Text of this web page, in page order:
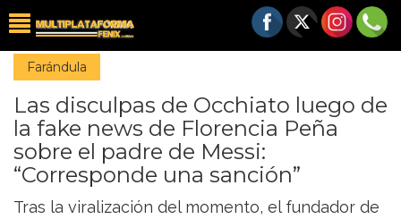
Farándula
Las disculpas de Occhiato luego de
la fake news de Florencia Peña
sobre el padre de Messi:
“Corresponde una sanción”
Tras la viralización del momento, el fundador de